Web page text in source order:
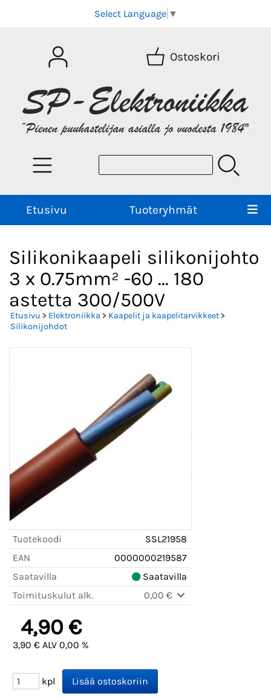
Select Language ▼
Ostoskori
Etusivu Tuoteryhmät
Silikonikaapeli silikonijohto
3 x 0.75mm² -60 ... 180
astetta 300/500V
Etusivu > Elektroniikka > Kaapelit ja kaapelitarvikkeet>
Silikonijohdot
Tuotekoodi
SSL21958
EAN
0000000219587
Saatavilla
Saatavilla
Toimituskulut alk.
0,00 €
4,90 €
3,90 € ALV 0,00 %
kpl